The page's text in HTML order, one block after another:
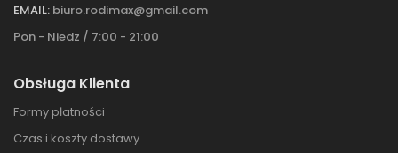
EMAIL: biuro.rodimax@gmail.com
Pon - Niedz / 7:00 - 21:00
Obsługa Klienta
Formy płatności
Czas i koszty dostawy